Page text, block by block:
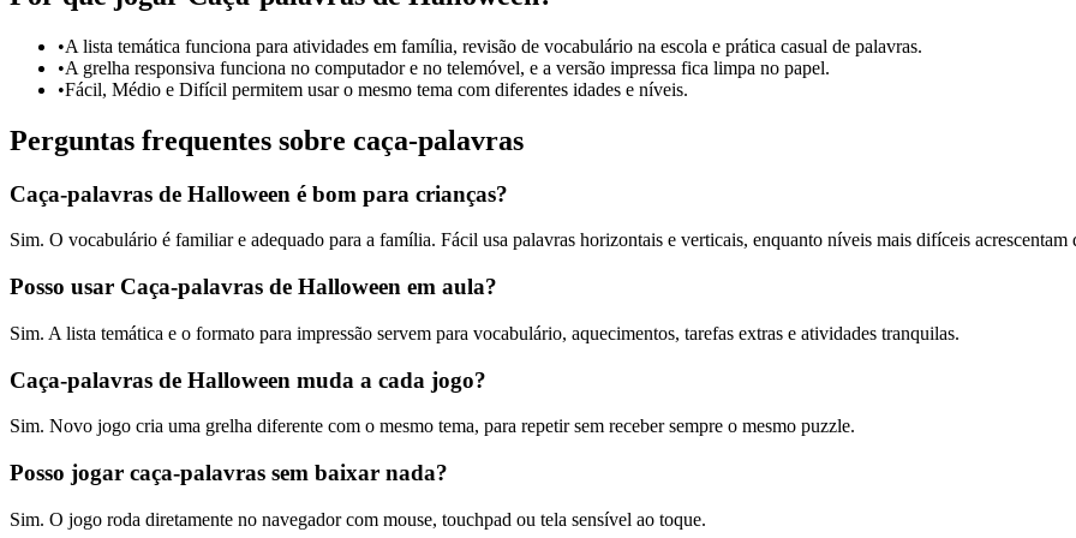
•A lista temática funciona para atividades em família, revisão de vocabulário na escola e prática casual de palavras.
•A grelha responsiva funciona no computador e no telemóvel, e a versão impressa fica limpa no papel.
•Fácil, Médio e Difícil permitem usar o mesmo tema com diferentes idades e níveis.
Perguntas frequentes sobre caça-palavras
Caça-palavras de Halloween é bom para crianças?
Sim. O vocabulário é familiar e adequado para a família. Fácil usa palavras horizontais e verticais, enquanto níveis mais difíceis acrescentam
Posso usar Caça-palavras de Halloween em aula?
Sim. A lista temática e o formato para impressão servem para vocabulário, aquecimentos, tarefas extras e atividades tranquilas.
Caça-palavras de Halloween muda a cada jogo?
Sim. Novo jogo cria uma grelha diferente com o mesmo tema, para repetir sem receber sempre o mesmo puzzle.
Posso jogar caça-palavras sem baixar nada?
Sim. O jogo roda diretamente no navegador com mouse, touchpad ou tela sensível ao toque.